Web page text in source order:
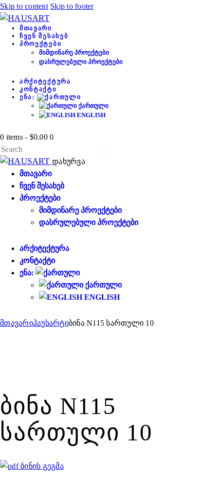
Skip to content Skip to footer
ᲛᲗᲐᲕᲐᲠᲘ
ᲩᲕᲔᲜ ᲨᲔᲡᲐᲮᲔᲑ
ᲞᲠᲝᲔᲥᲢᲔᲑᲘ
ᲛᲘᲛᲓᲘᲜᲐᲠᲔ ᲞᲠᲝᲔᲥᲢᲔᲑᲘ
ᲓᲐᲡᲠᲣᲚᲔᲑᲣᲚᲘ ᲞᲠᲝᲔᲥᲢᲔᲑᲘ
ᲐᲠᲥᲘᲢᲔᲥᲢᲣᲠᲐ
ᲙᲝᲜᲢᲐᲥᲢᲘ
ᲔᲜᲐ:
ᲥᲐᲠᲗᲣᲚᲘ
ENGLISH
0 items- $0.00 0
დახურვა
ᲛᲗᲐᲕᲐᲠᲘ
ᲩᲕᲔᲜ ᲨᲔᲡᲐᲮᲔᲑ
ᲞᲠᲝᲔᲥᲢᲔᲑᲘ
ᲛᲘᲛᲓᲘᲜᲐᲠᲔ ᲞᲠᲝᲔᲥᲢᲔᲑᲘ
ᲓᲐᲡᲠᲣᲚᲔᲑᲣᲚᲘ ᲞᲠᲝᲔᲥᲢᲔᲑᲘ
ᲐᲠᲥᲘᲢᲔᲥᲢᲣᲠᲐ
ᲙᲝᲜᲢᲐᲥᲢᲘ
ᲔᲜᲐ:
ᲥᲐᲠᲗᲣᲚᲘ
ENGLISH
მთავარიჰაუსარტიბინა N115 სართული 10
ᲑᲘᲜᲐ N115
ᲡᲐᲠᲗᲣᲚᲘ 10
ბინის გეგმა